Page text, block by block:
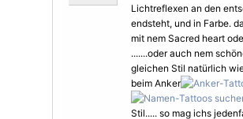
Lichtreflexen an den
endsteht, und in Farbe.
mit nem Sacred heart
.......oder auch nem
gleichen Stil natürlich
beim Anker
Stil..... so mag ichs